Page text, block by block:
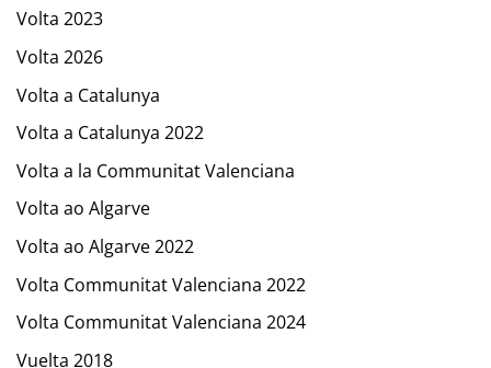
Volta 2023
Volta 2026
Volta a Catalunya
Volta a Catalunya 2022
Volta a la Communitat Valenciana
Volta ao Algarve
Volta ao Algarve 2022
Volta Communitat Valenciana 2022
Volta Communitat Valenciana 2024
Vuelta 2018